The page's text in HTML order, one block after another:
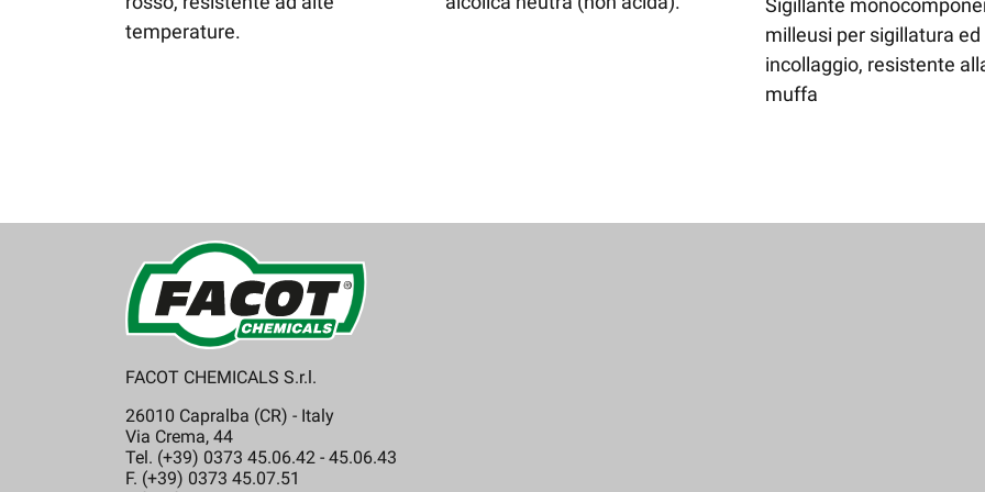
temperature.
Sigillante
milleusi per sigillatura ed
incollaggio, resistente
muffa
FACOT CHEMICALS S.r.l.
26010 Capralba (CR) - Italy
Via Crema, 44
Tel. (+39) 0373 45.06.42 - 45.06.43
F. (+39) 0373 45.07.51